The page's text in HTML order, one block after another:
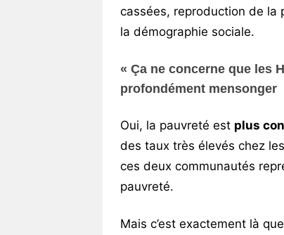
cassées, reproduction de la
la démographie sociale.
« Ça ne concerne que les
profondément mensonger
Oui, la pauvreté est plus
des taux très élevés chez
ces deux communautés
pauvreté.
Mais c’est exactement là